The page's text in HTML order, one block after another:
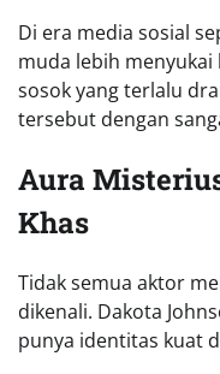
Di era media sosial
muda lebih
sosok yang terlalu
tersebut dengan
Aura
Khas
Tidak semua aktor
dikenali. Dakota
punya identitas kuat